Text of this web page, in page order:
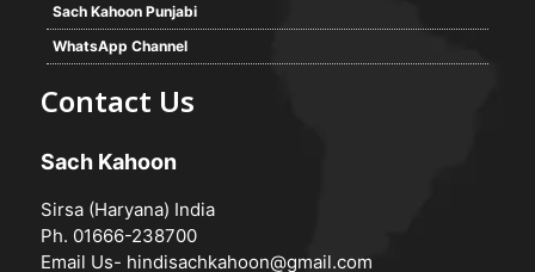
Sach Kahoon Punjabi
WhatsApp Channel
Contact Us
Sach Kahoon
Sirsa (Haryana) India
Ph. 01666-238700
Email Us- hindisachkahoon@gmail.com